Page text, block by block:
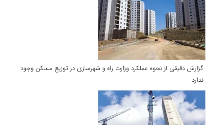
گزارش دقیقی از نحوه عملکرد وزارت راه و شهرسازی در توزیع مسکن وجود
ندارد